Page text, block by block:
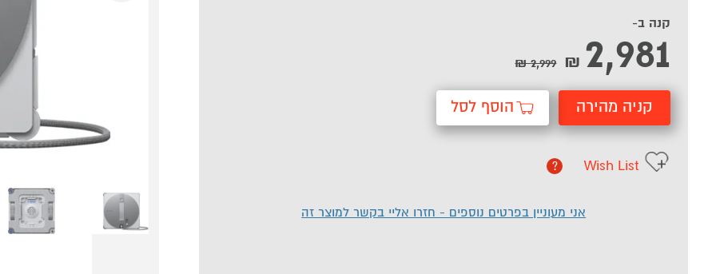
קנה ב-
2,981
₪
2,999 ₪
קניה מהירה הוסף לסל
Wish List
?
אני מעוניין בפרטים נוספים - חזרו אליי בקשר למוצר זה